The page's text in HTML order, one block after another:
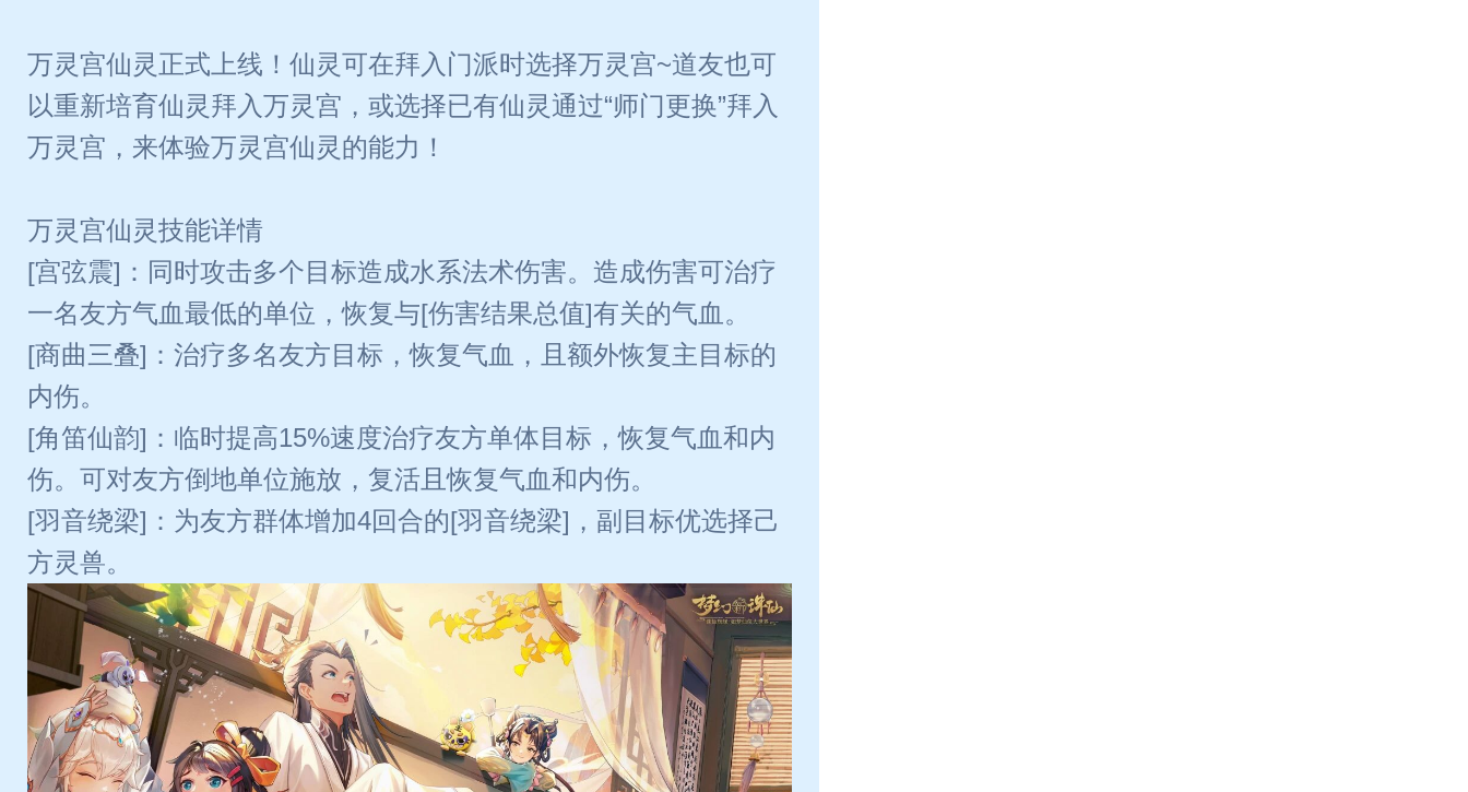
万灵宫仙灵正式上线！仙灵可在拜入门派时选择万灵宫~道友也可
以重新培育仙灵拜入万灵宫，或选择已有仙灵通过“师门更换”拜入
万灵宫，来体验万灵宫仙灵的能力！
万灵宫仙灵技能详情
[宫弦震]：同时攻击多个目标造成水系法术伤害。造成伤害可治疗
一名友方气血最低的单位，恢复与[伤害结果总值]有关的气血。
[商曲三叠]：治疗多名友方目标，恢复气血，且额外恢复主目标的
内伤。
[角笛仙韵]：临时提高15%速度治疗友方单体目标，恢复气血和内
伤。可对友方倒地单位施放，复活且恢复气血和内伤。
[羽音绕梁]：为友方群体增加4回合的[羽音绕梁]，副目标优选择己
方灵兽。